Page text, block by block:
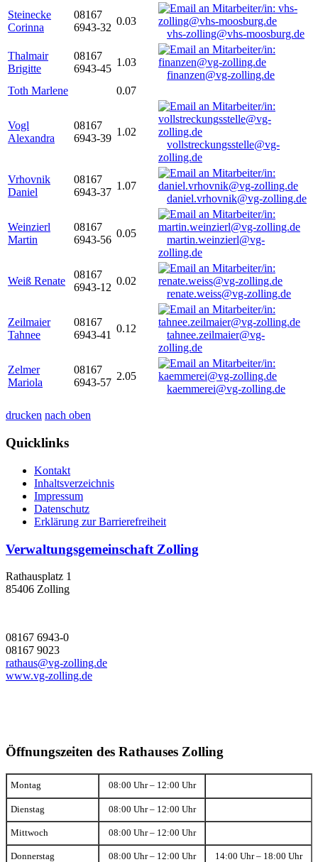
Steinecke
Corinna
08167
6943-32
0.03
vhs-zolling@vhs-moosburg.de
Thalmair
Brigitte
08167
6943-45
1.03
finanzen@vg-zolling.de
Toth Marlene
0.07
Vogl
Alexandra
08167
6943-39
1.02
vollstreckungsstelle@vg-
zolling.de
Vrhovnik
Daniel
08167
6943-37
1.07
daniel.vrhovnik@vg-zolling.de
Weinzierl
Martin
08167
6943-56
0.05
martin.weinzierl@vg-
zolling.de
Weiß Renate
08167
6943-12
0.02
renate.weiss@vg-zolling.de
Zeilmaier
Tahnee
08167
6943-41
0.12
tahnee.zeilmaier@vg-
zolling.de
Zelmer
Mariola
08167
6943-57
2.05
kaemmerei@vg-zolling.de
drucken nach oben
Quicklinks
Kontakt
Inhaltsverzeichnis
Impressum
Datenschutz
Erklärung zur Barrierefreiheit
Verwaltungsgemeinschaft Zolling
Rathausplatz 1
85406 Zolling
08167 6943-0
08167 9023
rathaus@vg-zolling.de
www.vg-zolling.de
Öffnungszeiten des Rathauses Zolling
Montag 08:00 Uhr – 12:00 Uhr
Dienstag 08:00 Uhr – 12:00 Uhr
Mittwoch 08:00 Uhr – 12:00 Uhr
Donnerstag 08:00 Uhr – 12:00 Uhr 14:00 Uhr – 18:00 Uhr